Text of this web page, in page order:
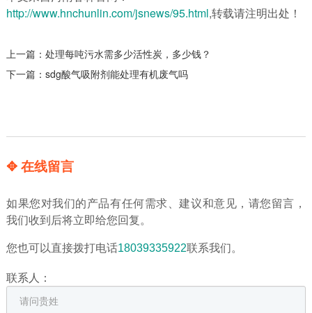
http://www.hnchunlin.com/jsnews/95.html,转载请注明出处！
上一篇： 处理每吨污水需多少活性炭，多少钱？
下一篇： sdg酸气吸附剂能处理有机废气吗
✥ 在线留言
如果您对我们的产品有任何需求、建议和意见，请您留言，
我们收到后将立即给您回复。
您也可以直接拨打电话18039335922联系我们。
联系人：